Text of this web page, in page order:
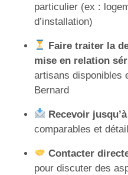
particulier (ex :
d’installation)
Faire traiter la
mise en relation
artisans disponibles
Bernard
Recevoir
comparables et
Contacter
pour discuter des